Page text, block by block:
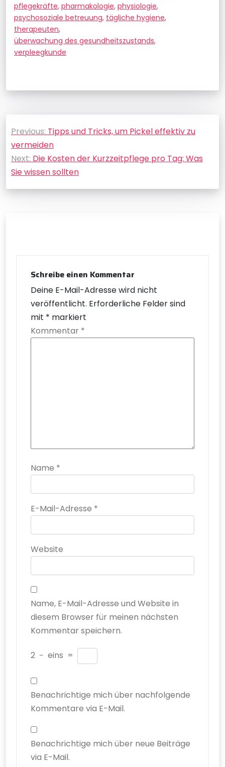
pflegekräfte, pharmakologie, physiologie,
psychosoziale betreuung, tägliche hygiene,
therapeuten,
überwachung des gesundheitszustands,
verpleegkunde
Beitragsnavigation
Previous: Tipps und Tricks, um Pickel effektiv zu
vermeiden
Next: Die Kosten der Kurzzeitpflege pro Tag: Was
Sie wissen sollten
Schreibe einen Kommentar
Deine E-Mail-Adresse wird nicht
veröffentlicht. Erforderliche Felder sind
mit * markiert
Kommentar *
Name *
E-Mail-Adresse *
Website
Name, E-Mail-Adresse und Website in
diesem Browser für meinen nächsten
Kommentar speichern.
2 − eins =
Benachrichtige mich über nachfolgende
Kommentare via E-Mail.
Benachrichtige mich über neue Beiträge
via E-Mail.